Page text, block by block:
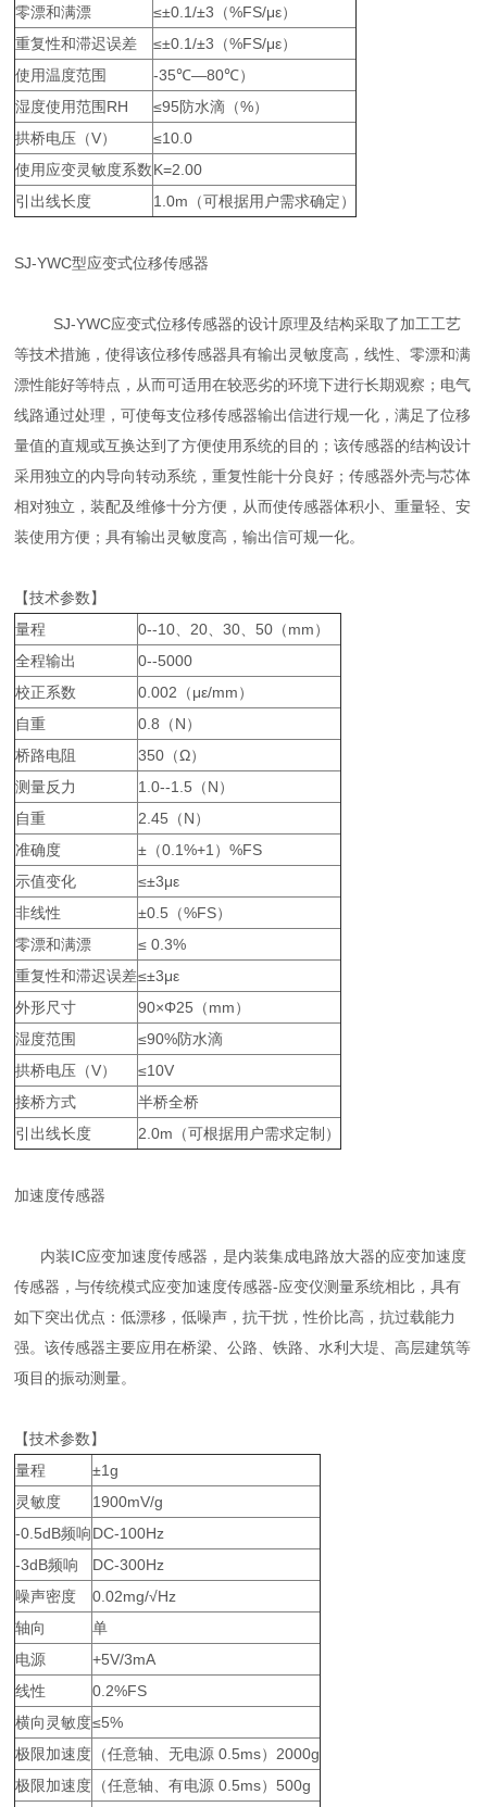
零漂和满漂
≤±0.1/±3（%FS/με）
重复性和滞迟误差
≤±0.1/±3（%FS/με）
使用温度范围
-35℃—80℃）
湿度使用范围RH
≤95防水滴（%）
拱桥电压（V）
≤10.0
使用应变灵敏度系数K=2.00
引出线长度
1.0m（可根据用户需求确定）
SJ-YWC型应变式位移传感器
SJ-YWC应变式位移传感器的设计原理及结构采取了加工工艺
等技术措施，使得该位移传感器具有输出灵敏度高，线性、零漂和满
漂性能好等特点，从而可适用在较恶劣的环境下进行长期观察；电气
线路通过处理，可使每支位移传感器输出信进行规一化，满足了位移
量值的直规或互换达到了方便使用系统的目的；该传感器的结构设计
采用独立的内导向转动系统，重复性能十分良好；传感器外壳与芯体
相对独立，装配及维修十分方便，从而使传感器体积小、重量轻、安
装使用方便；具有输出灵敏度高，输出信可规一化。
【技术参数】
量程
0--10、20、30、50（mm）
全程输出
0--5000
校正系数
0.002（με/mm）
自重
0.8（N）
桥路电阻
350（Ω）
测量反力
1.0--1.5（N）
自重
2.45（N）
准确度
±（0.1%+1）%FS
示值变化
≤±3με
非线性
±0.5（%FS）
零漂和满漂
≤ 0.3%
重复性和滞迟误差≤±3με
外形尺寸
90×Φ25（mm）
湿度范围
≤90%防水滴
拱桥电压（V）
≤10V
接桥方式
半桥全桥
引出线长度
2.0m（可根据用户需求定制）
加速度传感器
内装IC应变加速度传感器，是内装集成电路放大器的应变加速度
传感器，与传统模式应变加速度传感器-应变仪测量系统相比，具有
如下突出优点：低漂移，低噪声，抗干扰，性价比高，抗过载能力
强。该传感器主要应用在桥梁、公路、铁路、水利大堤、高层建筑等
项目的振动测量。
【技术参数】
量程
±1g
灵敏度
1900mV/g
-0.5dB频响DC-100Hz
-3dB频响
DC-300Hz
噪声密度
0.02mg/√Hz
轴向
单
电源
+5V/3mA
线性
0.2%FS
横向灵敏度≤5%
极限加速度 （任意轴、无电源 0.5ms）2000g
极限加速度 （任意轴、有电源 0.5ms）500g